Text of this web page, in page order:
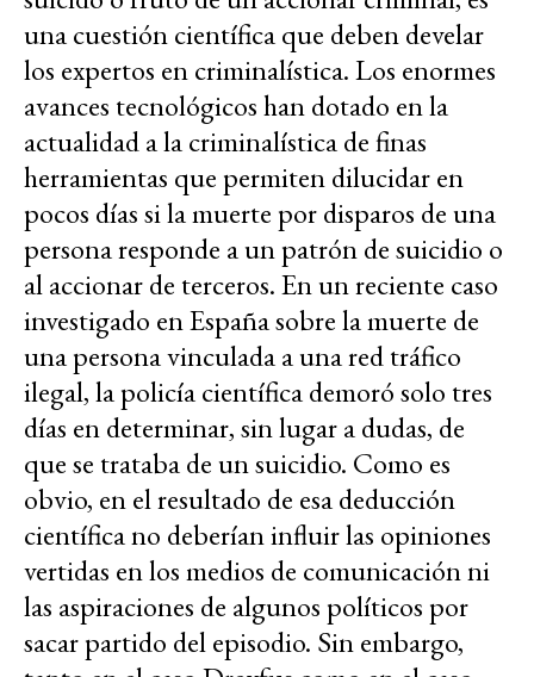
una cuestión científica que deben develar
los expertos en criminalística. Los enormes
avances tecnológicos han dotado en la
actualidad a la criminalística de finas
herramientas que permiten dilucidar en
pocos días si la muerte por disparos de una
persona responde a un patrón de suicidio o
al accionar de terceros. En un reciente caso
investigado en España sobre la muerte de
una persona vinculada a una red tráfico
ilegal, la policía científica demoró solo tres
días en determinar, sin lugar a dudas, de
que se trataba de un suicidio. Como es
obvio, en el resultado de esa deducción
científica no deberían influir las opiniones
vertidas en los medios de comunicación ni
las aspiraciones de algunos políticos por
sacar partido del episodio. Sin embargo,